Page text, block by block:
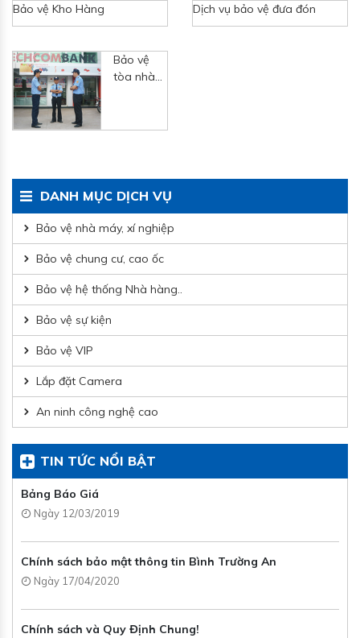
Bảo vệ Kho Hàng Dịch vụ bảo vệ đưa đón
Bảo vệ
tòa nhà
DANH MỤC DỊCH VỤ
Bảo vệ nhà máy, xí nghiệp
Bảo vệ chung cư, cao ốc
Bảo vệ hệ thống Nhà hàng..
Bảo vệ sự kiện
Bảo vệ VIP
Lắp đặt Camera
An ninh công nghệ cao
TIN TỨC NỔI BẬT
Bảng Báo Giá
Ngày 12/03/2019
Chính sách bảo mật thông tin Bình Trường An
Ngày 17/04/2020
Chính sách và Quy Định Chung!